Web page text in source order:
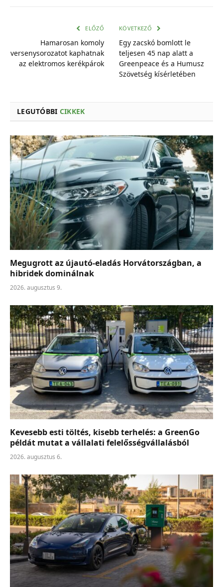
ELŐZŐ
Hamarosan komoly
versenysorozatot kaphatnak
az elektromos kerékpárok
KÖVETKEZŐ
Egy zacskó bomlott le
teljesen 45 nap alatt a
Greenpeace és a Humusz
Szövetség kísérletében
LEGUTÓBBI CIKKEK
Megugrott az újautó-eladás Horvátországban, a
hibridek dominálnak
2026. augusztus 9.
Kevesebb esti töltés, kisebb terhelés: a GreenGo
példát mutat a vállalati felelősségvállalásból
2026. augusztus 6.